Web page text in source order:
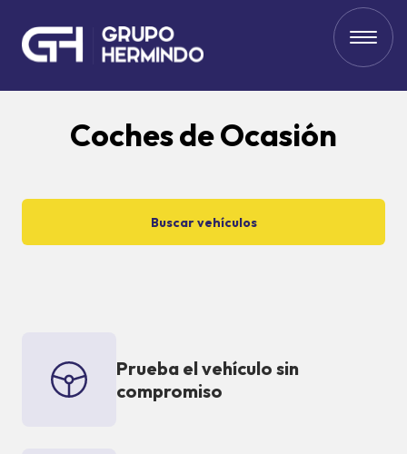
Coches de Ocasión
Buscar vehículos
Prueba el vehículo sin
compromiso